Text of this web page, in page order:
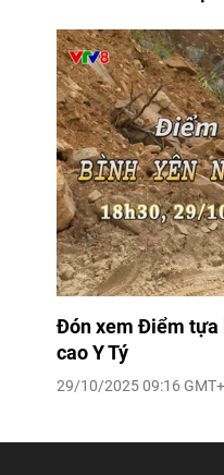
Đón xem Điểm tựa
cao Y Tý
29/10/2025 09:16